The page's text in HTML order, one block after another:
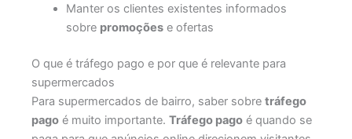
Manter os clientes existentes informados
sobre promoçõese ofertas
O que é tráfego pago e por que é relevante para
supermercados
Para supermercados de bairro, saber sobre tráfego
pago é muito importante. Tráfego pago é quando se